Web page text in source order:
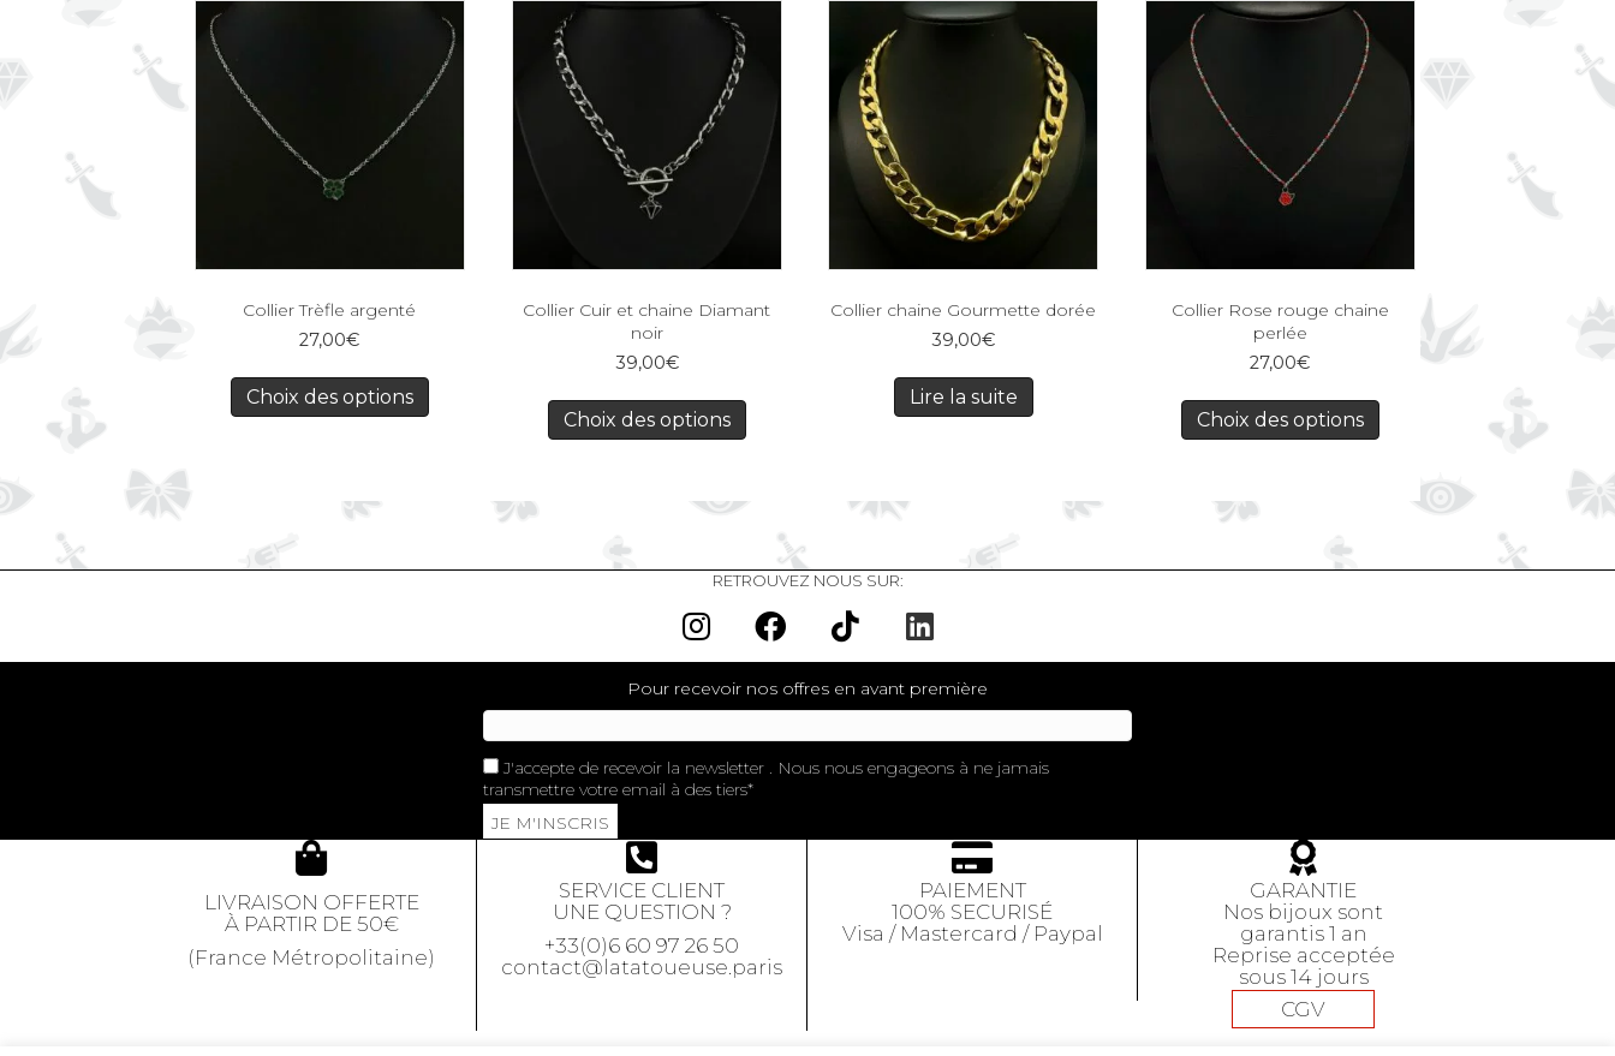
Collier Trèfle argenté
27,00€
Choix des options
Collier Cuir et chaine Diamant
noir
39,00€
Choix des options
Collier chaine Gourmette dorée
39,00€
Lire la suite
Collier Rose rouge chaine
perlée
27,00€
Choix des options
RETROUVEZ NOUS SUR:
Pour recevoir nos offres en avant première
J'accepte de recevoir la newsletter . Nous nous engageons à ne jamais
transmettre votre email à des tiers
JE M'INSCRIS
LIVRAISON OFFERTE
À PARTIR DE 50€
(France Métropolitaine)
SERVICE CLIENT
UNE QUESTION ?
+33(0)6 60 97 26 50
contact@latatoueuse.paris
PAIEMENT
100% SECURISÉ
Visa / Mastercard / Paypal
GARANTIE
Nos bijoux sont
garantis 1 an
Reprise acceptée
sous 14 jours
CGV